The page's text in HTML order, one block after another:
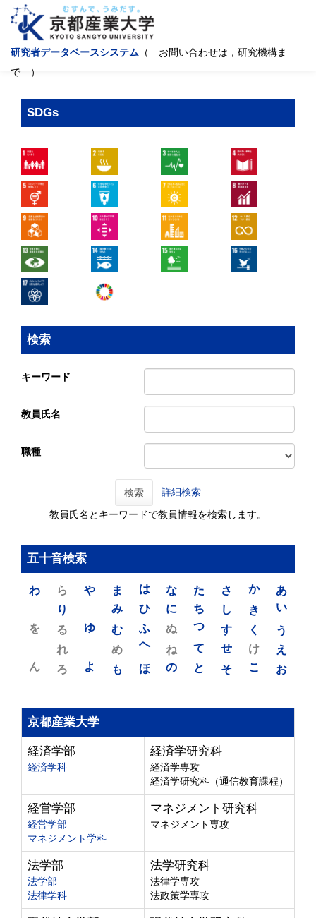
研究者データベースシステム （ お問い合わせは，研究機構ま
で ）
SDGs
検索
キーワード
教員氏名
職種
検索 詳細検索
教員氏名とキーワードで教員情報を検索します。
五十音検索
あ
い
う
え
お
か
き
く
け
こ
さ
し
す
せ
そ
た
ち
つ
て
と
な
に
ぬ
ね
の
は
ひ
ふ
へ
ほ
ま
み
む
め
も
や
ゆ
よ
ら
り
る
れ
ろ
わ
を
ん
京都産業大学
経済学部
経済学科
経済学研究科
経済学専攻
経済学研究科（通信教育課程）
経営学部
経営学部
マネジメント学科
マネジメント研究科
マネジメント専攻
法学部
法学部
法律学科
法学研究科
法律学専攻
法政策学専攻